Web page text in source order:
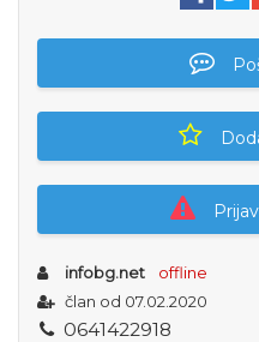
infobg.net
offline
član od 07.02.2020
0641422918